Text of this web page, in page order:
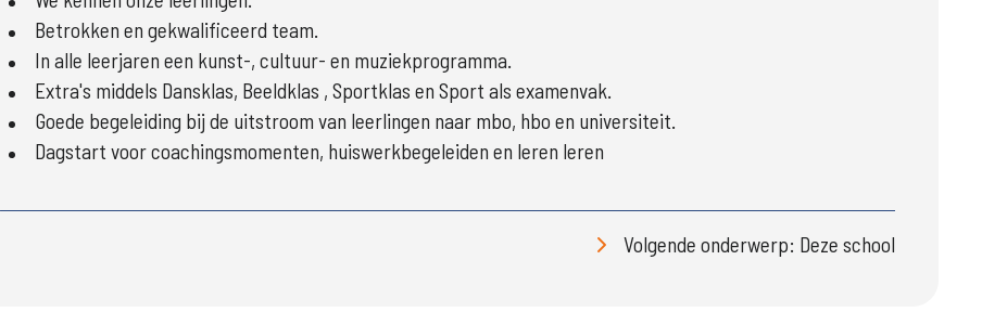
Betrokken en gekwalificeerd team.
In alle leerjaren een kunst-, cultuur- en muziekprogramma.
Extra's middels Dansklas, Beeldklas , Sportklas en Sport als examenvak.
Goede begeleiding bij de uitstroom van leerlingen naar mbo, hbo en universiteit.
Dagstart voor coachingsmomenten, huiswerkbegeleiden en leren leren
Volgende onderwerp: Deze school